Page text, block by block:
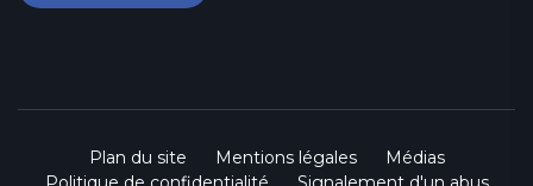
Plan du site Mentions légales
Médias